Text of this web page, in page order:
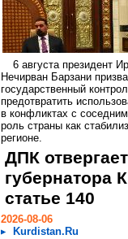
6 августа президент
Нечирван Барзани
государственный
предотвратить
в конфликтах с
роль страны как
регионе.
ДПК
губернатора
статье 140
2026-08-06
Kurdistan.Ru